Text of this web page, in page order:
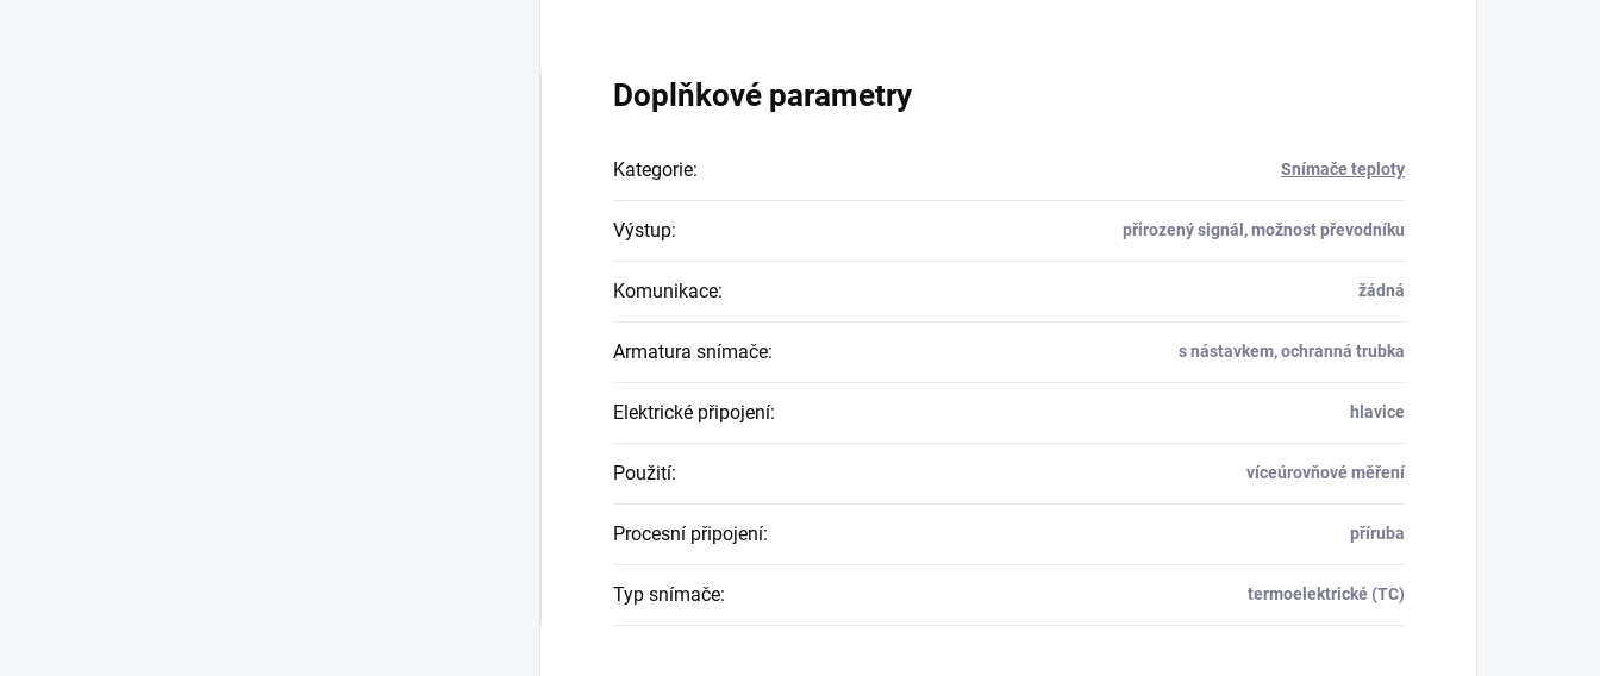
Doplňkové parametry
Kategorie: Snímače teploty
Výstup: přirozený signál, možnost převodníku
Komunikace: žádná
Armatura snímače: s nástavkem, ochranná trubka
Elektrické připojení: hlavice
Použití: víceúrovňové měření
Procesní připojení: příruba
Typ snímače: termoelektrické (TC)